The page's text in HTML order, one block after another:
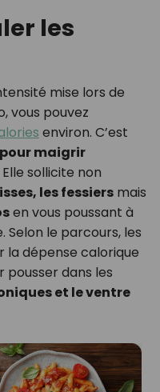
les
mise lors de
vous pouvez
environ. C’est
maigrir
sollicite non
les fessiersmais
en vous poussant à
le parcours, les
la dépense calorique
dans les
et le ventre